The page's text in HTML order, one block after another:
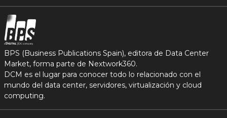
BPS (Business Publications Spain), editora de Data Center
Market, forma parte de Nextwork360.
DCM es el lugar para conocer todo lo relacionado con el
mundo del data center, servidores, virtualización y cloud
computing.